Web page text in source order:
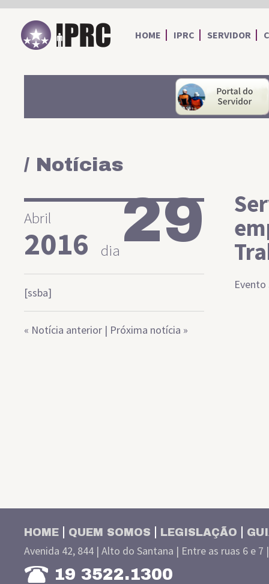
IPRC
HOME IPRC SERVIDOR
/ Notícias
Abril
2016 dia29
[ssba]
« Notícia anterior | Próxima notícia »
HOME QUEM SOMOS LEGISLAÇÃO
Avenida 42, 844 | Alto do Santana | Entre as ruas 6 e 7
19 3522.1300